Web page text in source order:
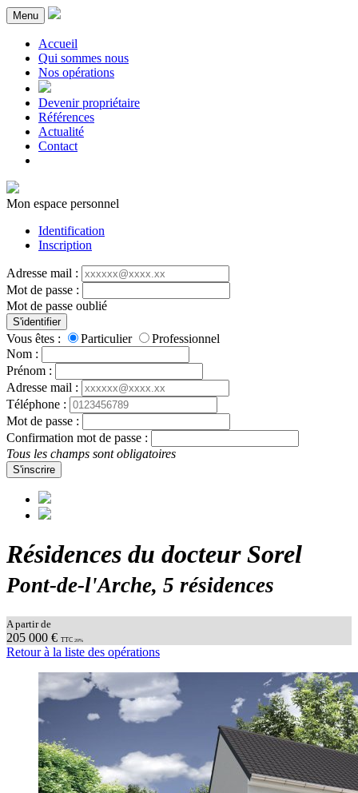
Menu
Accueil
Qui sommes nous
Nos opérations
Devenir propriétaire
Références
Actualité
Contact
Mon espace personnel
Identification
Inscription
Adresse mail :
Mot de passe :
Mot de passe oublié
S'identifier
Vous êtes : Particulier
Professionnel
Nom :
Prénom :
Adresse mail :
Téléphone :
Mot de passe :
Confirmation mot de passe :
Tous les champs sont obligatoires
S'inscrire
Résidences du docteur Sorel
Pont-de-l'Arche, 5 résidences
A partir de
205 000 € TTC 20%
Retour à la liste des opérations